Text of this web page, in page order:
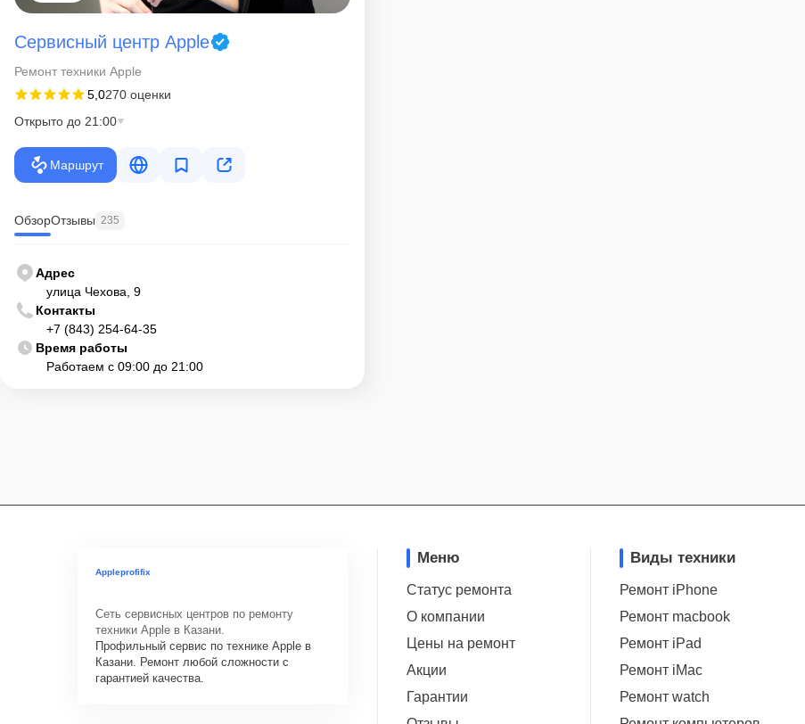
Сервисный центр Apple
Ремонт техники Apple
5,0270 оценки
Открыто до 21:00
Маршрут
ОбзорОтзывы 235
Адрес
улица Чехова, 9
Контакты
+7 (843) 254-64-35
Время работы
Работаем с 09:00 до 21:00
Appleprofifix
Сеть сервисных центров по ремонту
техники Apple в Казани.
Профильный сервис по технике Apple в
Казани. Ремонт любой сложности с
гарантией качества.
Меню
Статус ремонта
О компании
Цены на ремонт
Акции
Гарантии
Виды техники
Ремонт iPhone
Ремонт macbook
Ремонт iPad
Ремонт iMac
Ремонт watch